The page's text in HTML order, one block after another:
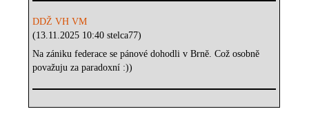
DDŽ VH VM
(13.11.2025 10:40 stelca77)
Na zániku federace se pánové dohodli v Brně. Což osobně
považuju za paradoxní :))